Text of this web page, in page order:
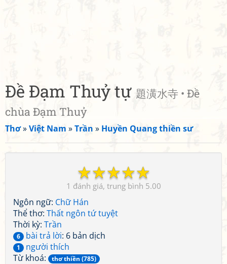
Đề Đạm Thuỷ tự 題潢水寺 • Đề
chùa Đạm Thuỷ
Thơ»Việt Nam »Trần » Huyền Quang thiền sư
☆
☆
☆
☆
☆
1 5.00
Ngôn ngữ: Chữ Hán
Thể thơ: Thất ngôn tứ tuyệt
Thời kỳ: Trần
6 bài trả lời: 6 bản dịch
1
người thích
Từ khoá:
thơ thiền (785)